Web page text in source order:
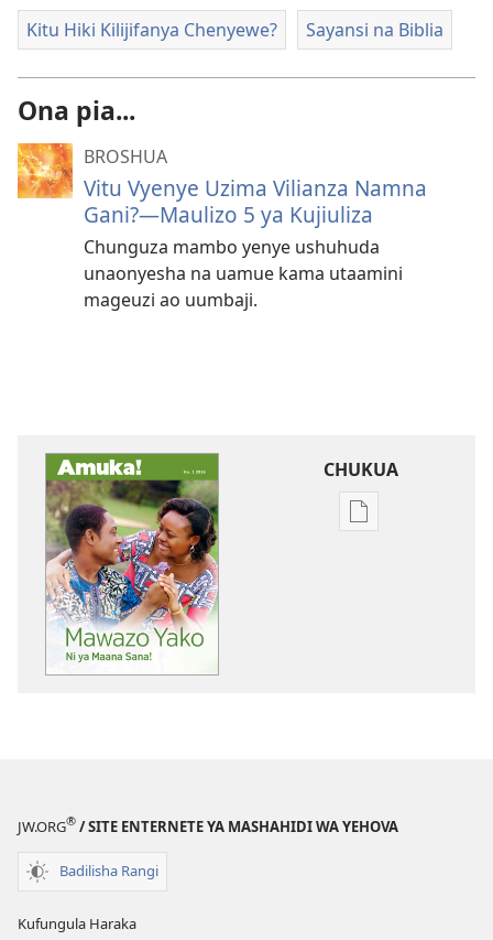
Kitu Hiki Kilijifanya Chenyewe? Sayansi na Biblia
Ona pia...
BROSHUA
Vitu Vyenye Uzima Vilianza Namna
Gani?​—Maulizo 5 ya Kujiuliza
Chunguza mambo yenye ushuhuda
unaonyesha na uamue kama utaamini
mageuzi ao uumbaji.
CHUKUA
Njia
JW.ORG® / SITE ENTERNETE YA MASHAHIDI WA YEHOVA
Badilisha Rangi
Kufungula Haraka